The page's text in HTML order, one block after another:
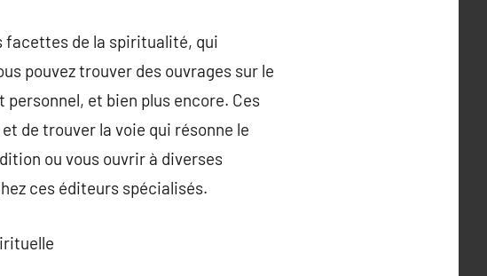
facettes de la spiritualité, qui
pouvez trouver des ouvrages sur le
et bien plus encore. Ces
de trouver la voie qui résonne le
ou vous ouvrir à diverses
ces éditeurs spécialisés.